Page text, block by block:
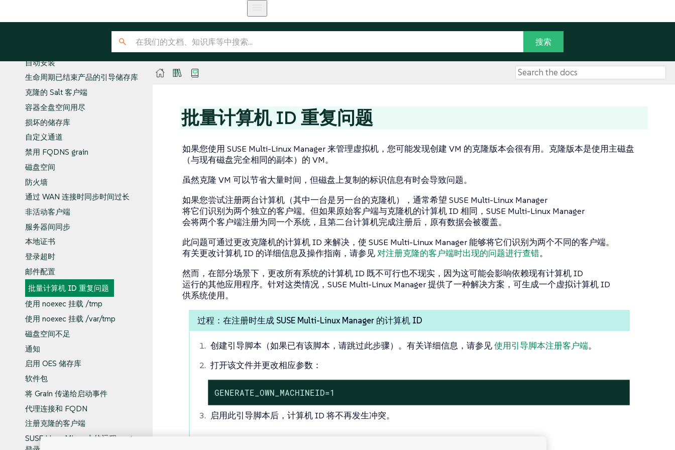
自动安装
生命周期已结束产品的引导储存库
克隆的 Salt 客户端
容器全盘空间用尽
损坏的储存库
自定义通道
禁用 FQDNS grain
磁盘空间
防火墙
通过 WAN 连接时同步时间过长
非活动客户端
服务器间同步
本地证书
登录超时
邮件配置
批量计算机 ID 重复问题
使用 noexec 挂载 /tmp
使用 noexec 挂载 /var/tmp
磁盘空间不足
通知
启用 OES 储存库
软件包
将 Grain 传递给启动事件
代理连接和 FQDN
注册克隆的客户端
SUSE Linux Micro 上的远程 root
批量计算机 ID 重复问题
如果您使用 SUSE Multi-Linux Manager 来管理虚拟机，您可能发现创建 VM 的克隆版本会很有用。克隆版本是使用主磁盘
（与现有磁盘完全相同的副本）的 VM。
虽然克隆 VM 可以节省大量时间，但磁盘上复制的标识信息有时会导致问题。
如果您尝试注册两台计算机（其中一台是另一台的克隆机），通常希望 SUSE Multi-Linux Manager
将它们识别为两个独立的客户端。但如果原始客户端与克隆机的计算机 ID 相同，SUSE Multi-Linux Manager
会将两个客户端注册为同一个系统，且第二台计算机完成注册后，原有数据会被覆盖。
此问题可通过更改克隆机的计算机 ID 来解决，使 SUSE Multi-Linux Manager 能够将它们识别为两个不同的客户端。
有关更改计算机 ID 的详细信息及操作指南，请参见对注册克隆的客户端时出现的问题进行查错。
然而，在部分场景下，更改所有系统的计算机 ID 既不可行也不现实，因为这可能会影响依赖现有计算机 ID
运行的其他应用程序。针对这类情况，SUSE Multi-Linux Manager 提供了一种解决方案，可生成一个虚拟计算机 ID
供系统使用。
过程：在注册时生成 SUSE Multi-Linux Manager 的计算机 ID
创建引导脚本（如果已有该脚本，请跳过此步骤）。有关详细信息，请参见使用引导脚本注册客户端。
打开该文件并更改相应参数：
GENERATE_OWN_MACHINEID=1
启用此引导脚本后，计算机 ID 将不再发生冲突。